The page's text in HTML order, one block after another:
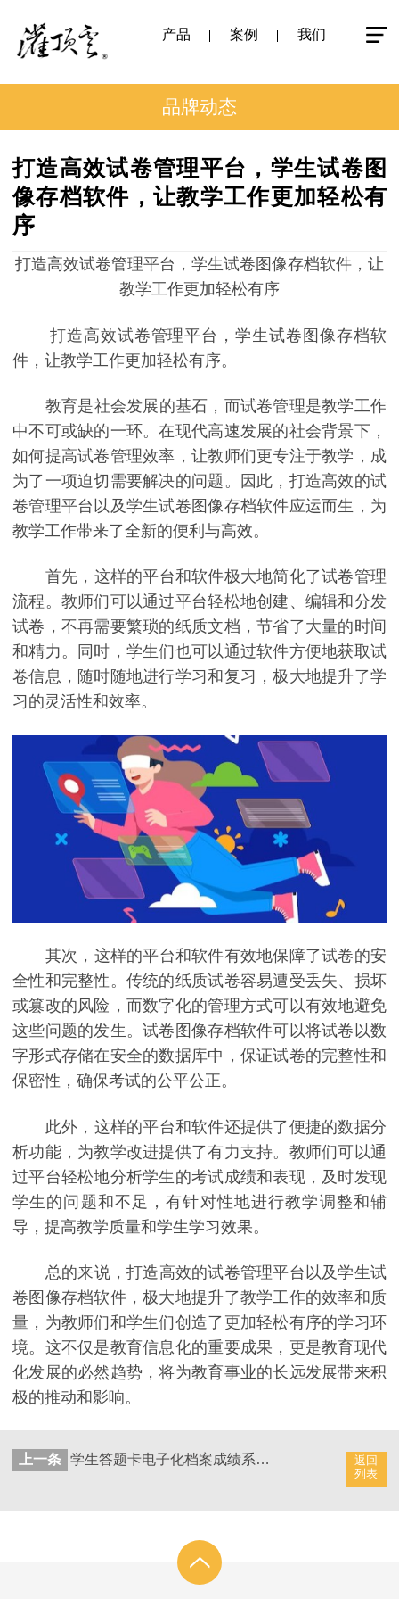
产品 案例 我们
品牌动态
打造高效试卷管理平台，学生试卷图
像存档软件，让教学工作更加轻松有
序
打造高效试卷管理平台，学生试卷图像存档软件，让
教学工作更加轻松有序
打造高效试卷管理平台，学生试卷图像存档软
件，让教学工作更加轻松有序。
教育是社会发展的基石，而试卷管理是教学工作
中不可或缺的一环。在现代高速发展的社会背景下，
如何提高试卷管理效率，让教师们更专注于教学，成
为了一项迫切需要解决的问题。因此，打造高效的试
卷管理平台以及学生试卷图像存档软件应运而生，为
教学工作带来了全新的便利与高效。
首先，这样的平台和软件极大地简化了试卷管理
流程。教师们可以通过平台轻松地创建、编辑和分发
试卷，不再需要繁琐的纸质文档，节省了大量的时间
和精力。同时，学生们也可以通过软件方便地获取试
卷信息，随时随地进行学习和复习，极大地提升了学
习的灵活性和效率。
其次，这样的平台和软件有效地保障了试卷的安
全性和完整性。传统的纸质试卷容易遭受丢失、损坏
或篡改的风险，而数字化的管理方式可以有效地避免
这些问题的发生。试卷图像存档软件可以将试卷以数
字形式存储在安全的数据库中，保证试卷的完整性和
保密性，确保考试的公平公正。
此外，这样的平台和软件还提供了便捷的数据分
析功能，为教学改进提供了有力支持。教师们可以通
过平台轻松地分析学生的考试成绩和表现，及时发现
学生的问题和不足，有针对性地进行教学调整和辅
导，提高教学质量和学生学习效果。
总的来说，打造高效的试卷管理平台以及学生试
卷图像存档软件，极大地提升了教学工作的效率和质
量，为教师们和学生们创造了更加轻松有序的学习环
境。这不仅是教育信息化的重要成果，更是教育现代
化发展的必然趋势，将为教育事业的长远发展带来积
极的推动和影响。
返回
列表
上一条 学生答题卡电子化档案成绩系统，支持试卷信息定期导出备份